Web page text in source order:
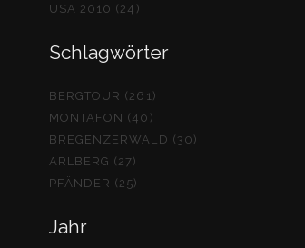
USA 2010 (24)
Schlagwörter
BERGTOUR (261)
MONTAFON (40)
BREGENZERWALD (30)
ARLBERG (27)
PFÄNDER (25)
Jahr